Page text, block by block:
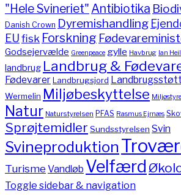
"Hele Svineriet" Antibiotika
Danish Crown Dyremishandling
EUfisk Forskning
Godsejervælde Greenpeace gylle Havbrug Ian
landbrug Landbrug &
FødevarerLandbrugsjord
Wermelin Miljøbeskyttelse
Natur Naturstyrelsen PFAS Rasmus Ejrnæs
Sprøjtemidler Sundsstyrelsen Svin
Svineproduktion
TurismeVandløb Velfærd
Toggle sidebar & navigation